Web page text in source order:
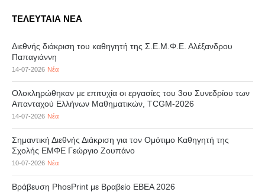
ΤΕΛΕΥΤΑΙΑ ΝΕΑ
Διεθνής διάκριση του καθηγητή της Σ.Ε.Μ.Φ.Ε. Αλέξανδρου
Παπαγιάννη
14-07-2026 Νέα
Ολοκληρώθηκαν με επιτυχία οι εργασίες του 3ου Συνεδρίου των
Απανταχού Ελλήνων Μαθηματικών, TCGM-2026
14-07-2026 Νέα
Σημαντική Διεθνής Διάκριση για τον Ομότιμο Καθηγητή της
Σχολής ΕΜΦΕ Γεώργιο Ζουπάνο
10-07-2026 Νέα
Βράβευση PhosPrint με Βραβείο ΕΒΕΑ 2026